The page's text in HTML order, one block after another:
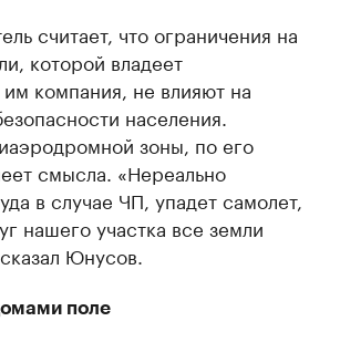
считает, что ограничения на
которой владеет
им компания, не влияют на
населения.
зоны, по его
смысла. «Нереально
в случае ЧП, упадет самолет,
нашего участка все земли
Юнусов.
поле